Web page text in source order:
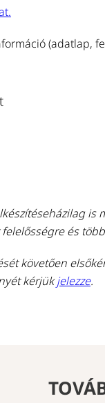
(adatlap,
lkészítéseházilag is
és
követően
kérjükjelezze.